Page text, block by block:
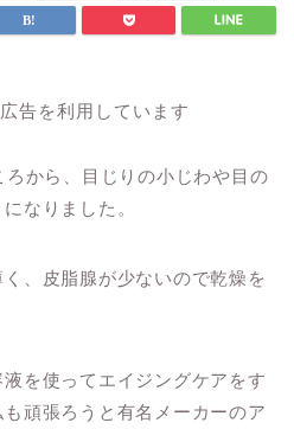
告を利用しています
から、目じりの小じわや目の
なりました。
、皮脂腺が少ないので乾燥を
を使ってエイジングケアをす
頑張ろうと有名メーカーのア